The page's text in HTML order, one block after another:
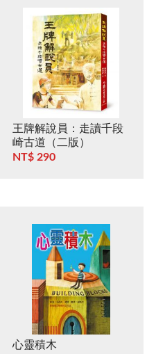
王牌解說員：走讀千段
崎古道（二版）
NT$ 290
心靈積木